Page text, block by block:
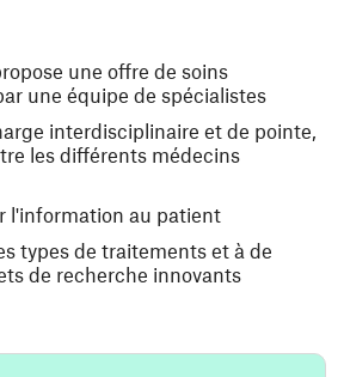
une offre de soins
une équipe de spécialistes
interdisciplinaire et de pointe,
les différents médecins
l'information au patient
types de traitements et à de
de recherche innovants